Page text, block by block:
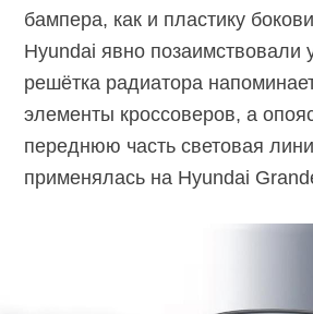
бампера, как и пластику
Hyundai явно позаимствовали
решётка радиатора
элементы кроссоверов, а
переднюю часть световая
применялась на Hyundai